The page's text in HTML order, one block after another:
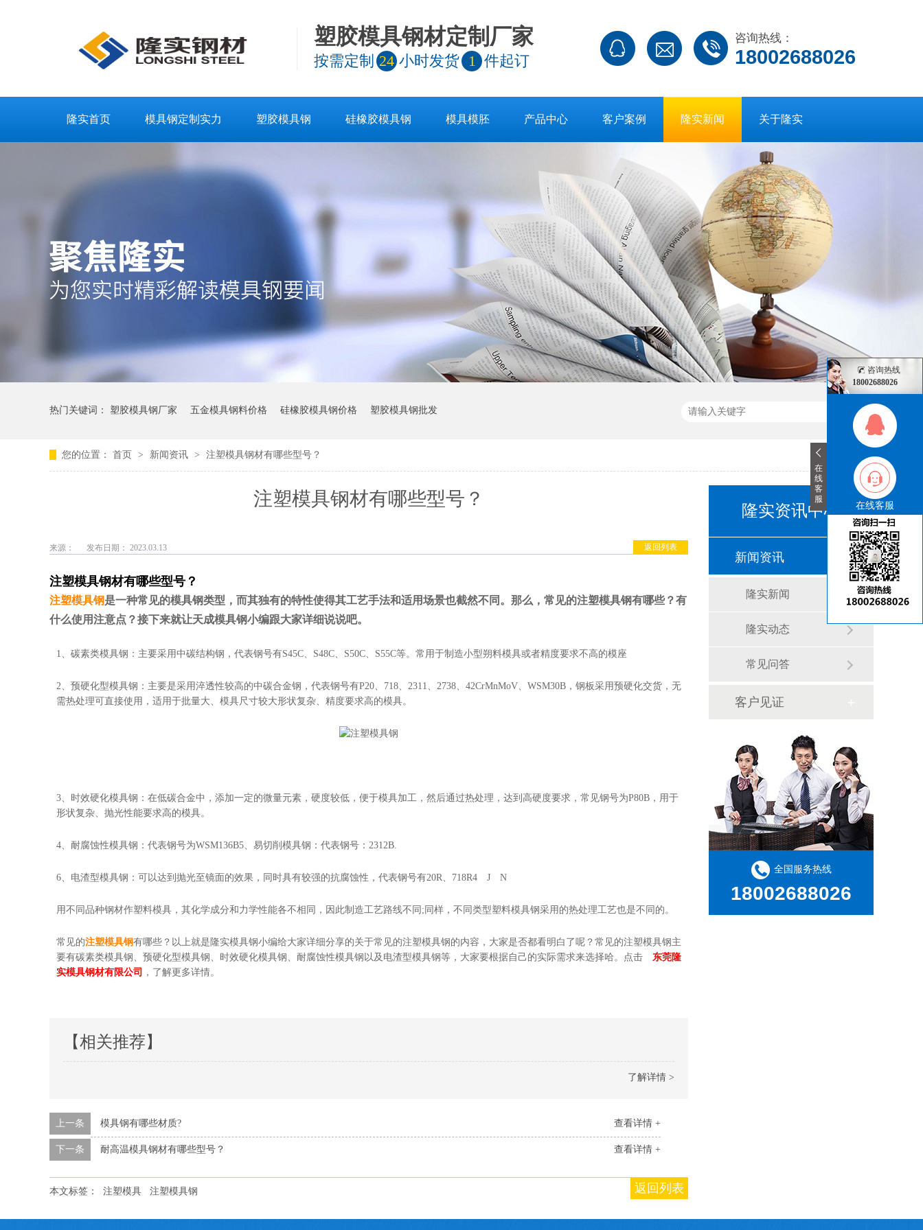
塑胶模具钢材定制厂家
按需定制 24 小时发货 1 件起订
咨询热线：
18002688026
隆实首页 模具钢定制实力 塑胶模具钢 硅橡胶模具钢 模具模胚 产品中心 客户案例 隆实新闻 关于隆实
热门关键词： 塑胶模具钢厂家 五金模具钢料价格 硅橡胶模具钢价格 塑胶模具钢批发
您的位置： 首页 > 新闻资讯 > 注塑模具钢材有哪些型号？
注塑模具钢材有哪些型号？
返回列表
来源： 发布日期： 2023.03.13
注塑模具钢材有哪些型号？
注塑模具钢是一种常见的模具钢类型，而其独有的特性使得其工艺手法和适用场景也截然不同。那么，常见的注塑模具钢有哪些？有
什么使用注意点？接下来就让天成模具钢小编跟大家详细说说吧。
1、碳素类模具钢：主要采用中碳结构钢，代表钢号有S45C、S48C、S50C、S55C等。常用于制造小型朔料模具或者精度要求不高的模座
2、预硬化型模具钢：主要是采用淬透性较高的中碳合金钢，代表钢号有P20、718、2311、2738、42CrMnMoV、WSM30B，钢板采用预硬化交货，无
需热处理可直接使用，适用于批量大、模具尺寸较大形状复杂、精度要求高的模具。
3、时效硬化模具钢：在低碳合金中，添加一定的微量元素，硬度较低，便于模具加工，然后通过热处理，达到高硬度要求，常见钢号为P80B，用于
形状复杂、抛光性能要求高的模具。
4、耐腐蚀性模具钢：代表钢号为WSM136B5、易切削模具钢：代表钢号：2312B.
6、电渣型模具钢：可以达到抛光至镜面的效果，同时具有较强的抗腐蚀性，代表钢号有20R、718R4 J N
用不同品种钢材作塑料模具，其化学成分和力学性能各不相同，因此制造工艺路线不同;同样，不同类型塑料模具钢采用的热处理工艺也是不同的。
常见的注塑模具钢有哪些？以上就是隆实模具钢小编给大家详细分享的关于常见的注塑模具钢的内容，大家是否都看明白了呢？常见的注塑模具钢主
要有碳素类模具钢、预硬化型模具钢、时效硬化模具钢、耐腐蚀性模具钢以及电渣型模具钢等，大家要根据自己的实际需求来选择哈。点击 东莞隆
实模具钢材有限公司
，了解更多详情。
【相关推荐】
了解详情 >
查看详情 +
上一条 模具钢有哪些材质?
查看详情 +
下一条 耐高温模具钢材有哪些型号？
返回列表
本文标签： 注塑模具 注塑模具钢
隆实资讯中心
新闻资讯
隆实新闻
隆实动态
常见问答
客户见证
全国服务热线
18002688026
在
线
客
服
咨询热线
18002688026
在线客服